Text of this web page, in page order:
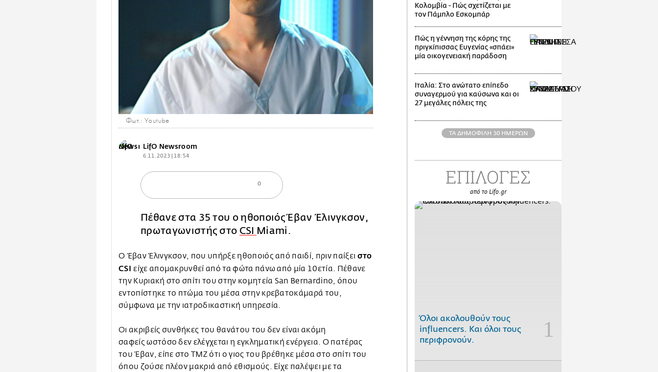
Φωτ.: Youtube
LifO Newsroom
6.11.2023 | 18:54
0
Πέθανε στα 35 του ο ηθοποιός Έβαν Έλινγκσον,
πρωταγωνιστής στο CSI Miami.
Ο Έβαν Έλινγκσον, που υπήρξε ηθοποιός από παιδί, πριν παίξει στο
CSIείχε απομακρυνθεί από τα φώτα πάνω από μία 10ετία. Πέθανε
την Κυριακή στο σπίτι του στην κομητεία San Bernardino, όπου
εντοπίστηκε το πτώμα του μέσα στην κρεβατοκάμαρά του,
σύμφωνα με την ιατροδικαστική υπηρεσία.
Οι ακριβείς συνθήκες του θανάτου του δεν είναι ακόμη
σαφείς ωστόσο δεν ελέγχεται η εγκληματική ενέργεια. Ο πατέρας
του Έβαν, είπε στο TMZ ότι ο γιος του βρέθηκε μέσα στο σπίτι του
όπου ζούσε πλέον μακριά από εθισμούς. Είχε παλέψει με τα
Κολομβία - Πώς σχετίζεται με
τον Πάμπλο Εσκομπάρ
Πώς η γέννηση της κόρης της
πριγκίπισσας Ευγενίας «σπάει»
μία οικογενειακή παράδοση
Ιταλία: Στο ανώτατο επίπεδο
συναγερμού για καύσωνα και οι
27 μεγάλες πόλεις της
ΤΑ ΔΗΜΟΦΙΛΗ 30 ΗΜΕΡΩΝ
ΕΠΙΛΟΓΕΣ
από το Lifo.gr
Όλοι ακολουθούν τους
influencers. Και όλοι τους
περιφρονούν.